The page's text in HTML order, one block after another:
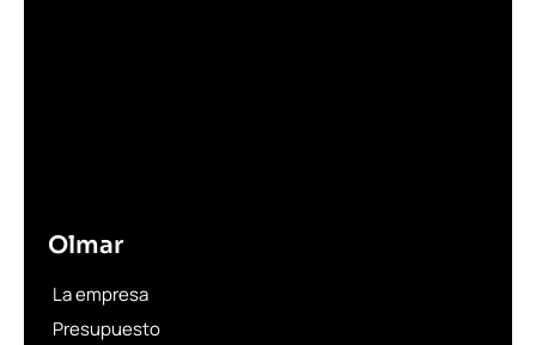
Olmar
La empresa
Presupuesto